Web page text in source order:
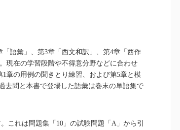
語彙」、第3章「西文和訳」、第4章「西作
現在の学習段階や不得意分野などに合わせ
章の用例の聞きとり練習、および第5章と模
去問と本書で登場した語彙は巻末の単語集で
これは問題集「10」の試験問題「A」から引